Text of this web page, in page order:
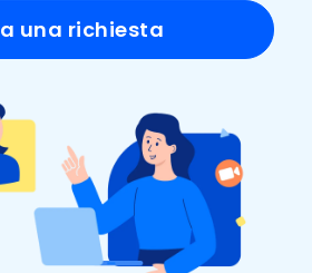
una richiesta